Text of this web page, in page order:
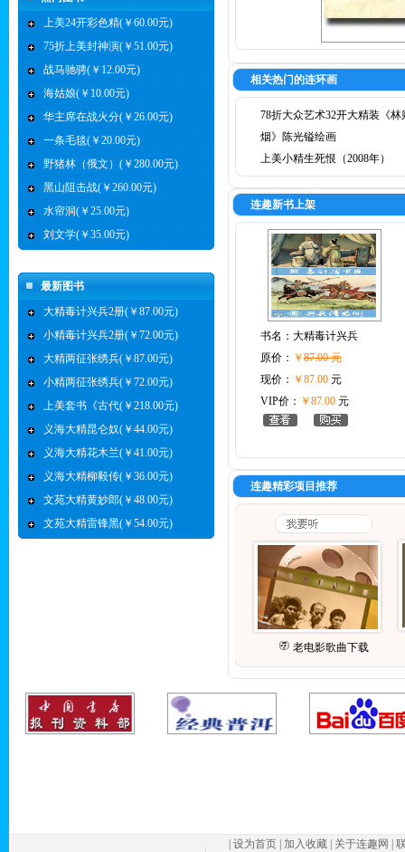
上美24开彩色精(￥60.00元)
75折上美封神演(￥51.00元)
战马驰骋(￥12.00元)
海姑娘(￥10.00元)
华主席在战火分(￥26.00元)
一条毛毯(￥20.00元)
野猪林（俄文）(￥280.00元)
黑山阻击战(￥260.00元)
水帘洞(￥25.00元)
刘文学(￥35.00元)
最新图书
大精毒计兴兵2册(￥87.00元)
小精毒计兴兵2册(￥72.00元)
大精两征张绣兵(￥87.00元)
小精两征张绣兵(￥72.00元)
上美套书《古代(￥218.00元)
义海大精昆仑奴(￥44.00元)
义海大精花木兰(￥41.00元)
义海大精柳毅传(￥36.00元)
文苑大精黄妙郎(￥48.00元)
文苑大精雷锋黑(￥54.00元)
相关热门的连环画
78折大众艺术32开大精装《林
烟》陈光镒绘画
上美小精生死恨（2008年）
连趣新书上架
书名： 大精毒计兴兵
原价： ￥87.00 元
现价： ￥87.00元
VIP价： ￥87.00元
连趣精彩项目推荐
老电影歌曲下载
设为首页 加入收藏 关于连趣网